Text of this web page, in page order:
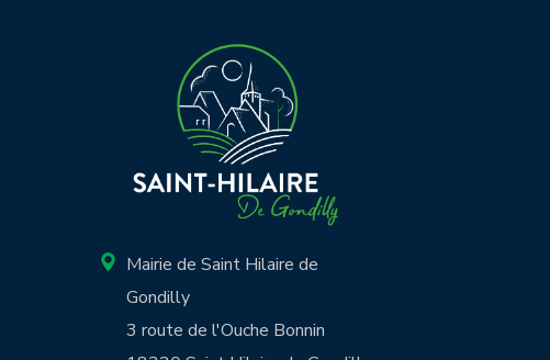
Mairie de Saint Hilaire de
Gondilly
3 route de l'Ouche Bonnin